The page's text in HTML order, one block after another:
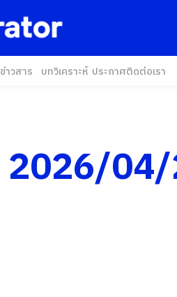
าวสาร บทวิเคราะห์ ประกาศติดต่อเรา
2026/